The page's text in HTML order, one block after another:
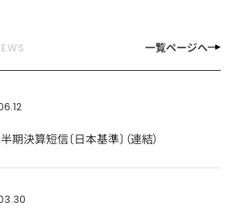
一覧ページへ
決算短信〔日本基準〕（連結）